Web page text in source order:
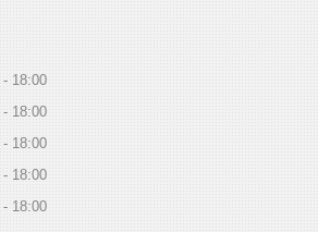
18:00
18:00
18:00
18:00
18:00